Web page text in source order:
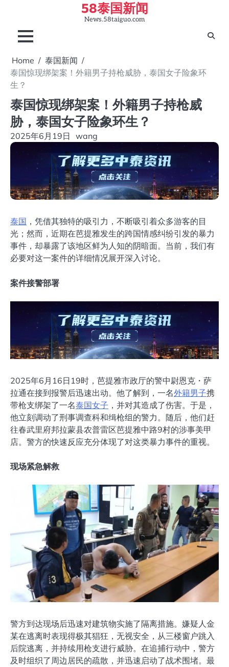
content
58泰国新闻
News.58taiguo.com
Home
泰国新闻
泰国惊现绑架案！外籍男子持枪威胁，泰国女子险象环
生？
泰国惊现绑架案！外籍男子持枪威
胁，泰国女子险象环生？
2025年6月19日 wang
泰国 ，凭借其独特的吸引力，不断吸引着众多游客的目
光；然而，近期在芭提雅发生的跨国情感纠纷引发的暴力
事件，却暴露了该地区鲜为人知的阴暗面。当前，我们有
必要对这一案件的详细情况展开深入讨论。
案件接警部署
2025年6月16日19时，芭提雅市政厅的警中尉恩克・萨
拉通在接到报警后迅速出动。他了解到，一名外籍男子携
带枪支绑架了一名泰国女子 ，并对其造成了伤害。于是，
他立刻调动了刑事调查科和缉枪组的警力。随后，他们赶
往春武里府邦拉蒙县农普雷区芭提雅中路9村的涉事美甲
店。警方的快速反应充分体现了对这类暴力事件的重视。
现场紧急解救
警方到达现场后迅速对建筑物实施了隔离措施。嫌疑人金
某在逃离时表现得极其猖狂，无视安全，从三楼窗户跳入
后院逃离，并持续用枪支进行威胁。在追捕行动中，警方
及时组织了周边居民的疏散，并迅速启动了战术围堵。最